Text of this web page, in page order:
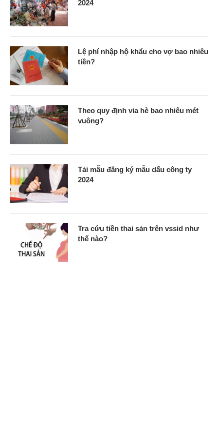
2024
Lệ phí nhập hộ khẩu cho vợ bao nhiêu
tiền?
Theo quy định vỉa hè bao nhiêu mét
vuông?
Tải mẫu đăng ký mẫu dấu công ty
2024
Tra cứu tiền thai sản trên vssid như
thế nào?